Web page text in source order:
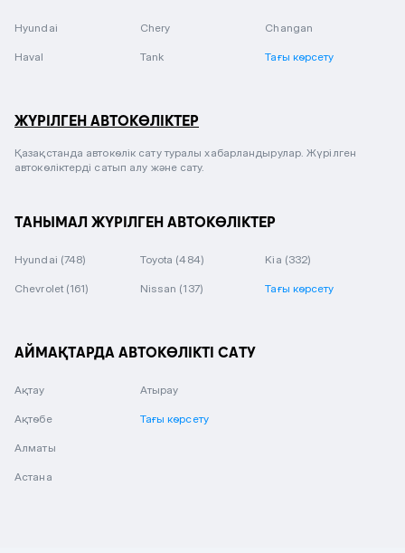
Hyundai Chery Changan
Haval Tank Тағы көрсету
ЖҮРІЛГЕН АВТОКӨЛІКТЕР
Қазақстанда автокөлік сату туралы хабарландырулар. Жүрілген
автокөліктерді сатып алу және сату.
ТАНЫМАЛ ЖҮРІЛГЕН АВТОКӨЛІКТЕР
Hyundai (748) Toyota (484) Kia (332)
Chevrolet (161) Nissan (137) Тағы көрсету
АЙМАҚТАРДА АВТОКӨЛІКТІ САТУ
Ақтау
Ақтөбе
Алматы
Астана
Атырау
Тағы көрсету